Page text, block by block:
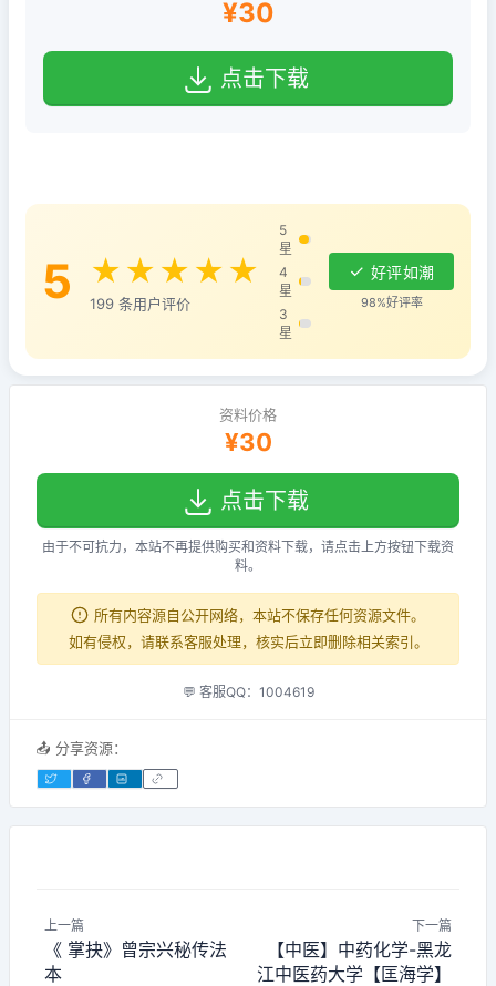
¥30
点击下载
5 ★★★★★
199 条用户评价
5
星
4
星
3
星
好评如潮
98%好评率
资料价格
¥30
点击下载
由于不可抗力，本站不再提供购买和资料下载，请点击上方按钮下载资
料。
所有内容源自公开网络，本站不保存任何资源文件。
如有侵权，请联系客服处理，核实后立即删除相关索引。
💬 客服QQ：1004619
📤 分享资源：
上一篇
《 掌抉》曾宗兴秘传法
本
下一篇
【中医】中药化学-黑龙
江中医药大学【匡海学】